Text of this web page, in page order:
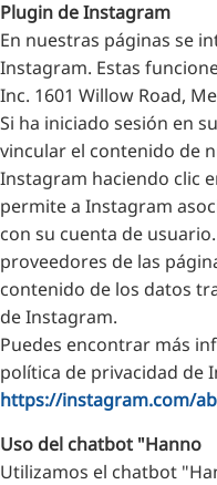
Plugin de Instagram
En nuestras páginas se
Instagram. Estas
Inc. 1601 Willow Road,
Si ha iniciado sesión en
vincular el contenido de
Instagram haciendo clic
permite a Instagram
con su cuenta de
proveedores de las
contenido de los datos
de Instagram.
Puedes encontrar más
política de privacidad de
https://instagram.com/
Uso del chatbot "Hanno
Utilizamos el chatbot